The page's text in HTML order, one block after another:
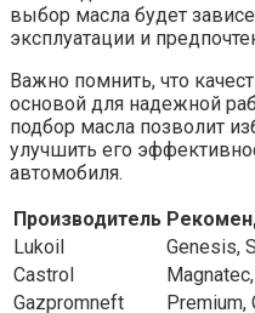
выбор масла будет
эксплуатации и
Важно помнить, что
основой для надежной
подбор масла позволит
улучшить его
автомобиля.
Производитель
Lukoil
Genesis,
Castrol
Gazpromneft
Premium,